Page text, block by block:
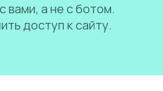
а не с ботом.
доступ к сайту.